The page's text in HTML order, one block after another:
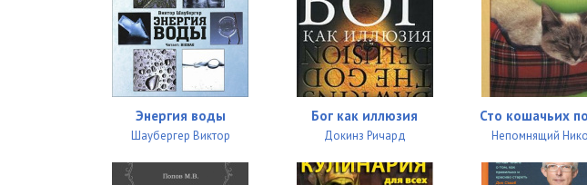
Энергия воды
Шаубергер Виктор
Бог как иллюзия
Докинз Ричард
Сто кошачьих
Непомнящий